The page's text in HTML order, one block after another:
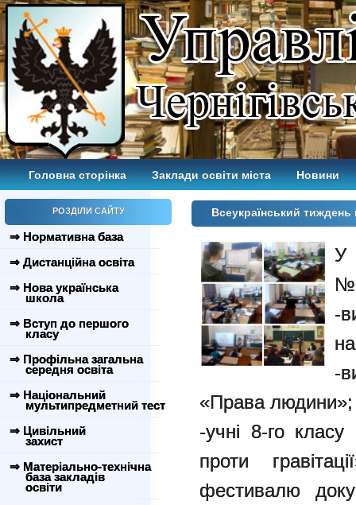
Головна сторінка Заклади освіти міста Новини
РОЗДІЛИ САЙТУ
⇒ Нормативна база
⇒ Дистанційна освіта
⇒ Нова українська
школа
⇒ Вступ до першого
класу
⇒ Профільна загальна
середня освіта
⇒ Національний
мультипредметний тест
⇒ Цивільний
захист
⇒ Матеріально-технічна
база закладів
освіти
Всеукраїнський
У
-
-
«Права людини»;
-учні 8-го
проти
фестивалю